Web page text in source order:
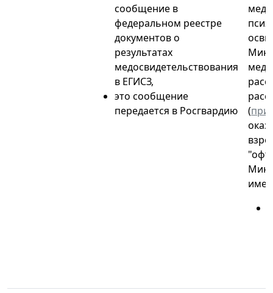
сообщение в
федеральном реестре
документов о
результатах
медосвидетельствования
в ЕГИСЗ,
это сообщение
передается в Росгвардию
(